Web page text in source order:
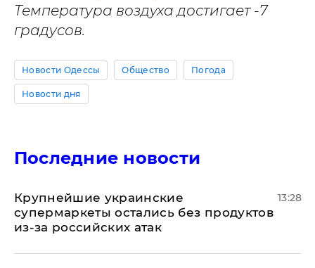
Температура воздуха достигает -7
градусов.
Новости Одессы Общество Погода
Новости дня
Последние новости
Крупнейшие украинские
супермаркеты остались без продуктов
из-за российских атак
13:28